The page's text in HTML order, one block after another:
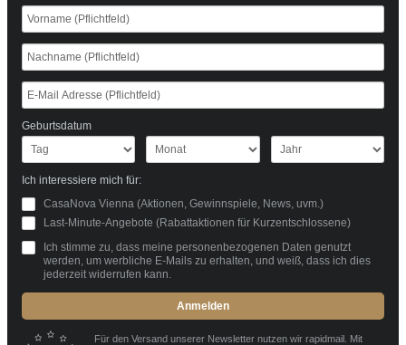
Geburtsdatum
Ich interessiere mich für:
CasaNova Vienna (Aktionen, Gewinnspiele, News, uvm.)
Last-Minute-Angebote (Rabattaktionen für Kurzentschlossene)
Ich stimme zu, dass meine personenbezogenen Daten genutzt
werden, um werbliche E-Mails zu erhalten, und weiß, dass ich dies
jederzeit widerrufen kann.
Anmelden
Für den Versand unserer Newsletter nutzen wir rapidmail. Mit